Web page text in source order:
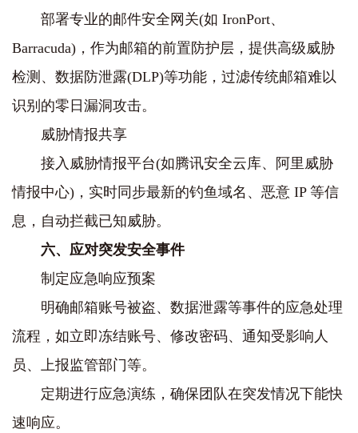
部署专业的邮件安全网关(如 IronPort、
Barracuda)，作为邮箱的前置防护层，提供高级威胁
检测、数据防泄露(DLP)等功能，过滤传统邮箱难以
识别的零日漏洞攻击。
威胁情报共享
接入威胁情报平台(如腾讯安全云库、阿里威胁
情报中心)，实时同步最新的钓鱼域名、恶意 IP 等信
息，自动拦截已知威胁。
六、应对突发安全事件
制定应急响应预案
明确邮箱账号被盗、数据泄露等事件的应急处理
流程，如立即冻结账号、修改密码、通知受影响人
员、上报监管部门等。
定期进行应急演练，确保团队在突发情况下能快
速响应。